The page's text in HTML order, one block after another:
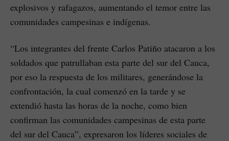
explosivos y rafagazos, aumentando el temor entre las
comunidades campesinas e indígenas.
“Los integrantes del frente Carlos Patiño atacaron a los
soldados que patrullaban esta parte del sur del Cauca,
por eso la respuesta de los militares, generándose la
confrontación, la cual comenzó en la tarde y se
extendió hasta las horas de la noche, como bien
confirman las comunidades campesinas de esta parte
del sur del Cauca”, expresaron los líderes sociales de